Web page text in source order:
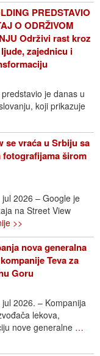
PREDSTAVIO
O ODRŽIVOM
Održivi rast kroz
zajednicu i
je danas u
koji prikazuje
se vraća u Srbiju sa
fotografijama širom
2026 – Google je
na Street View
>>
nova generalna
Teva za
Goru
2026. – Kompanija
lekova,
nove generalne …